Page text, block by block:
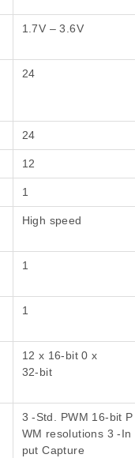
1.7V – 3.6V
24
24
12
1
High speed
1
1
12 x 16-bit 0 x
32-bit
3 -Std. PWM 16-bit P
WM resolutions 3 -In
put Capture